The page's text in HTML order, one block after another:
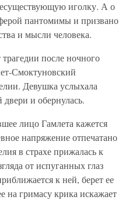
иголку. А о
пантомимы и призвано
и мысли человека.
после ночного
Смоктуновский
Девушка услыхала
и обернулась.
лицо Гамлета кажется
напряжение отпечатано
в страхе прижалась к
от испуганных глаз
к ней, берет ее
на гримасу крика искажает